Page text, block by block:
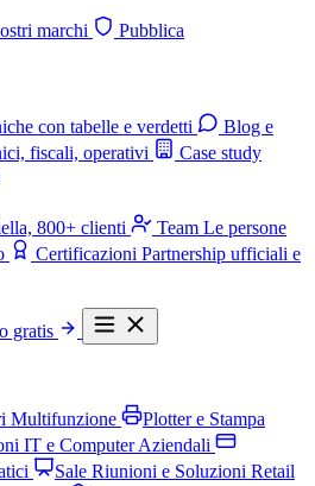
marchi
Pubblica
con tabelle e verdetti
Blog e
fiscali, operativi
Case study
800+ clienti Team Le persone
Certificazioni Partnership ufficiali e
gratis
Multifunzione
Plotter e Stampa
IT e Computer Aziendali
Sale Riunioni e Soluzioni Retail